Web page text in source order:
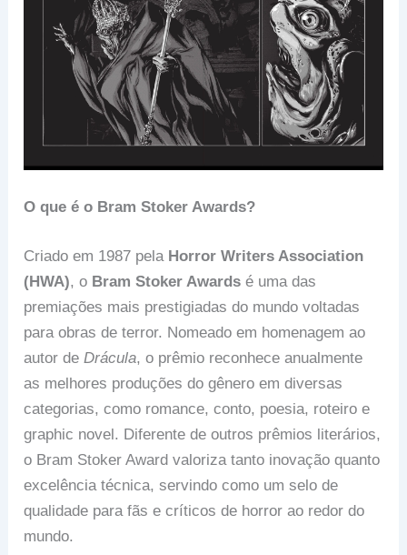
O que é o Bram Stoker Awards?
Criado em 1987 pela Horror Writers Association
(HWA), o Bram Stoker Awards é uma das
premiações mais prestigiadas do mundo voltadas
para obras de terror. Nomeado em homenagem ao
autor deDrácula, o prêmio reconhece anualmente
as melhores produções do gênero em diversas
categorias, como romance, conto, poesia, roteiro e
graphic novel. Diferente de outros prêmios literários,
o Bram Stoker Award valoriza tanto inovação quanto
excelência técnica, servindo como um selo de
qualidade para fãs e críticos de horror ao redor do
mundo.